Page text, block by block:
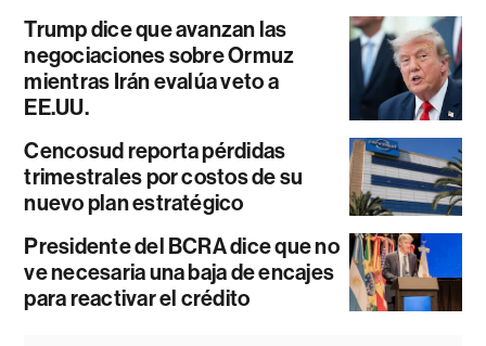
Trump dice que avanzan las
negociaciones sobre Ormuz
mientras Irán evalúa veto a
EE.UU.
Cencosud reporta pérdidas
trimestrales por costos de su
nuevo plan estratégico
Presidente del BCRA dice que no
ve necesaria una baja de encajes
para reactivar el crédito